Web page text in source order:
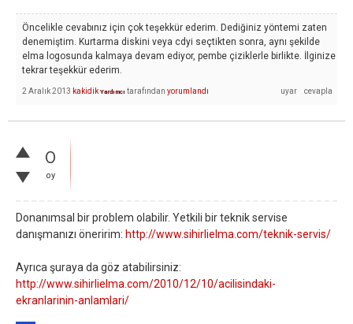
Öncelikle cevabınız için çok teşekkür ederim. Dediğiniz yöntemi zaten
denemiştim. Kurtarma diskini veya cdyi seçtikten sonra, aynı şekilde
elma logosunda kalmaya devam ediyor, pembe çiziklerle birlikte. İlginize
tekrar teşekkür ederim.
2 Aralık 2013 kakidik Yardımcı tarafından yorumlandı
0
oy
Donanımsal bir problem olabilir. Yetkili bir teknik servise
danışmanızı öneririm: http://www.sihirlielma.com/teknik-servis/
Ayrıca şuraya da göz atabilirsiniz:
http://www.sihirlielma.com/2010/12/10/acilisindaki-
ekranlarinin-anlamlari/